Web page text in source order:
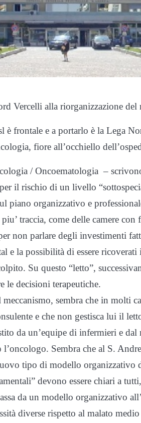
Vercelli alla riorganizzazione del
è frontale e a portarlo è la Lega
fiore all’occhiello
/ Oncoematologia –
il rischio di un livello
piano organizzativo e
traccia, come delle camere
non parlare degli investimenti
e la possibilità di essere
Su questo “letto”,
le decisioni terapeutiche.
sembra che in molti
e che non gestisca lui il
da un’equipe di infermieri e dal
l’oncologo. Sembra che al S.
tipo di modello organizzativo
devono essere chiari a
da un modello organizzativo
diverse rispetto al malato